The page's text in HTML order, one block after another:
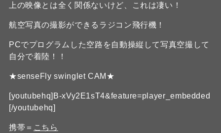
上の映像とは全く関係ないけど、これは凄い！
航空写真の撮影ができるラジコン飛行機！
PCでプログラムした空路を自動操縦して写真空撮して
自分で着陸！！
★senseFly swinglet CAM★
[youtubehq]B-xVy2E1sT4&feature=player_embedded
[/youtubehq]
携帯＝ こちら